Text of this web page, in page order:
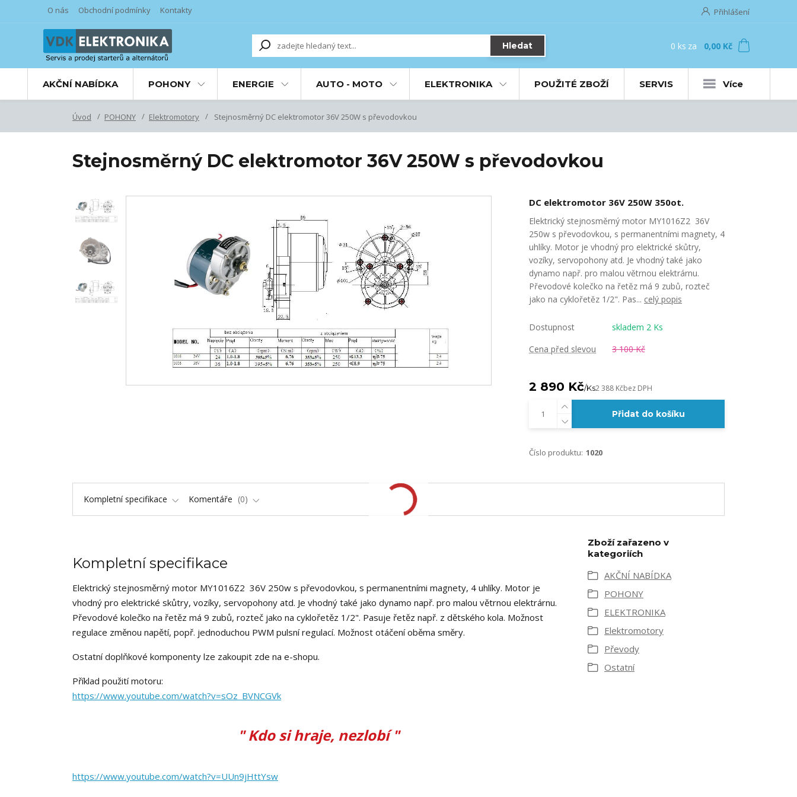
O nás Obchodní podmínky Kontakty Přihlášení
Hledat 0 ks za 0,00 Kč
AKČNÍ NABÍDKA POHONY ENERGIE AUTO - MOTO ELEKTRONIKA POUŽITÉ ZBOŽÍ SERVIS Více
Úvod POHONY Elektromotory Stejnosměrný DC elektromotor 36V 250W s převodovkou
Stejnosměrný DC elektromotor 36V 250W s převodovkou
DC elektromotor 36V 250W 350ot.
Elektrický stejnosměrný motor MY1016Z2 36V
250w s převodovkou, s permanentními magnety, 4
uhlíky. Motor je vhodný pro elektrické skůtry,
vozíky, servopohony atd. Je vhodný také jako
dynamo např. pro malou větrnou elektrárnu.
Převodové kolečko na řetěz má 9 zubů, rozteč
jako na cyklořetěz 1/2". Pas... celý popis
Dostupnost
skladem 2 Ks
Cena před slevou
3 100 Kč
2 890 Kč/Ks2 388 Kčbez DPH
Přidat do košíku
Číslo produktu: 1020
Kompletní specifikace Komentáře 0
Kompletní specifikace
Elektrický stejnosměrný motor MY1016Z2 36V 250w s převodovkou, s permanentními magnety, 4 uhlíky. Motor je
vhodný pro elektrické skůtry, vozíky, servopohony atd. Je vhodný také jako dynamo např. pro malou větrnou elektrárnu.
Převodové kolečko na řetěz má 9 zubů, rozteč jako na cyklořetěz 1/2". Pasuje řetěz např. z dětského kola. Možnost
regulace změnou napětí, popř. jednoduchou PWM pulsní regulací. Možnost otáčení oběma směry.
Ostatní doplňkové komponenty lze zakoupit zde na e-shopu.
Příklad použití motoru:
https://www.youtube.com/watch?v=sOz_BVNCGVk
" Kdo si hraje, nezlobí "
https://www.youtube.com/watch?v=UUn9jHttYsw
Zboží zařazeno v
kategoriích
AKČNÍ NABÍDKA
POHONY
ELEKTRONIKA
Elektromotory
Převody
Ostatní